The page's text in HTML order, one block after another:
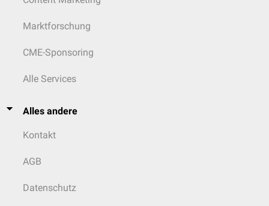
Marktforschung
CME-Sponsoring
Alle Services
Alles andere
Kontakt
AGB
Datenschutz